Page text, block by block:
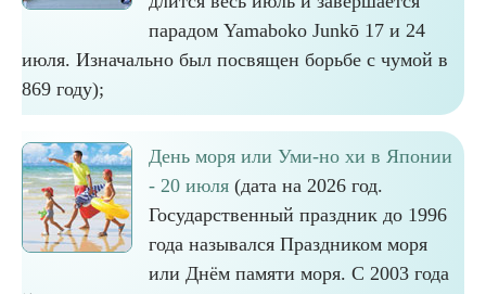
парадом Yamaboko Junkō 17 и 24
июля. Изначально был посвящен борьбе с чумой в
869 году);
День моря или Уми-но хи в Японии
- 20 июля (дата на 2026 год.
Государственный праздник до 1996
года назывался Праздником моря
или Днём памяти моря. С 2003 года